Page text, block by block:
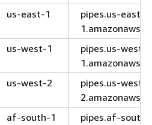
us-east-1
pipes.us-east-
us-west-1
pipes.us-west-
us-west-2
pipes.us-west-
af-south-1
pipes.af-south-